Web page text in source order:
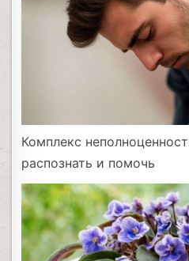
Комплекс
распознать и помочь